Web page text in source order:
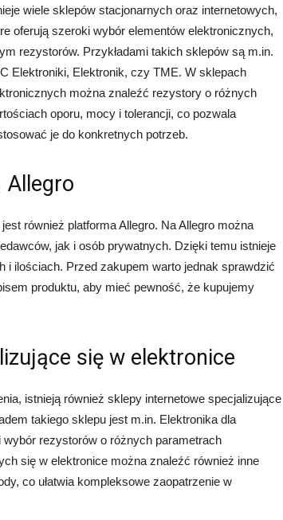
wiele sklepów stacjonarnych oraz internetowych,
oferują szeroki wybór elementów elektronicznych,
rezystorów. Przykładami takich sklepów są m.in.
Elektroniki, Elektronik, czy TME. W sklepach
można znaleźć rezystory o różnych
oporu, mocy i tolerancji, co pozwala
je do konkretnych potrzeb.
Allegro
również platforma Allegro. Na Allegro można
jak i osób prywatnych. Dzięki temu istnieje
ilościach. Przed zakupem warto jednak sprawdzić
produktu, aby mieć pewność, że kupujemy
się w elektronice
istnieją również sklepy internetowe specjalizujące
takiego sklepu jest m.in. Elektronika dla
rezystorów o różnych parametrach
się w elektronice można znaleźć również inne
co ułatwia kompleksowe zaopatrzenie w